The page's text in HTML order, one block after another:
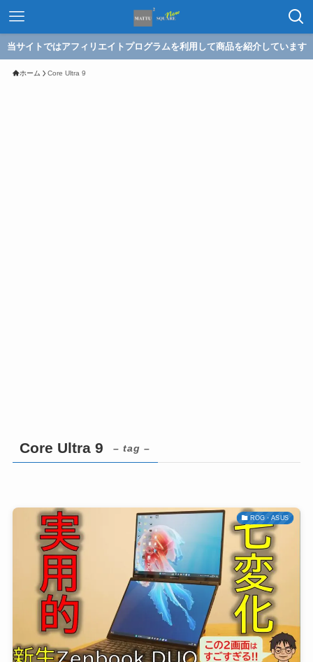
当サイトではアフィリエイトプログラムを利用して商品を紹介しています
ホーム Core Ultra 9
Core Ultra 9 – tag –
ROG・ASUS